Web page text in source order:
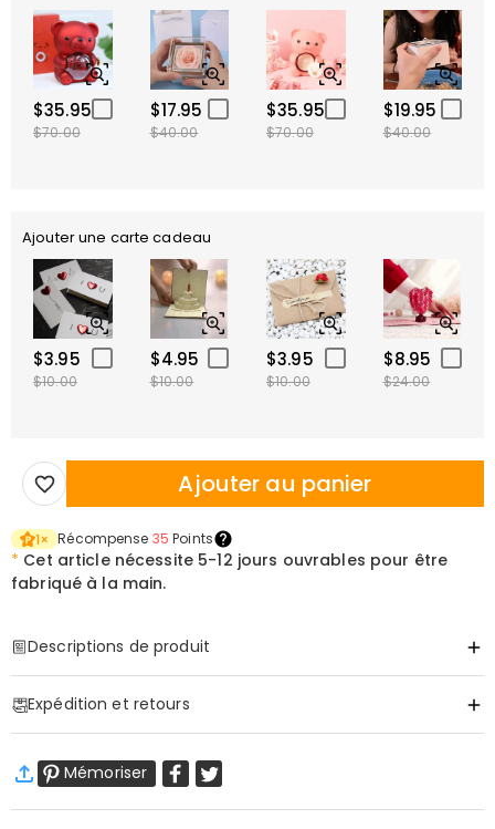
$35.95
$70.00
$17.95
$40.00
$35.95
$70.00
$19.95
$40.00
Ajouter une carte cadeau
$3.95
$10.00
$4.95
$10.00
$3.95
$10.00
$8.95
$24.00
Ajouter au panier
1× Récompense 35 Points
* Cet article nécessite 5-12 jours ouvrables pour être
fabriqué à la main.
Descriptions de produit
Informations sur le collier
Matériau:Cuivre
Expédition et retours
Livraison standard:9-18Jours ouvrables
Mémoriser